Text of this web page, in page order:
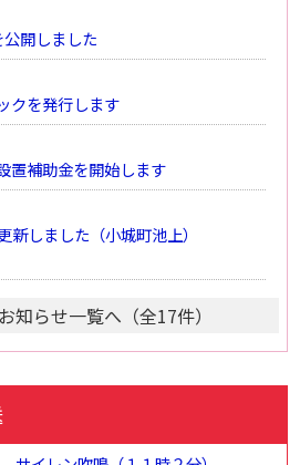
開しました
クを発行します
置補助金を開始します
しました（小城町池上）
知らせ一覧へ（全17件）